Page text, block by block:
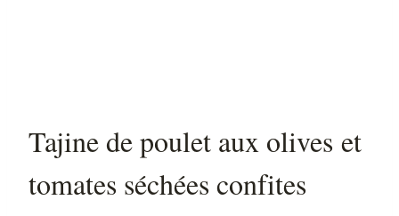
Tajine de poulet aux olives et
tomates séchées confites